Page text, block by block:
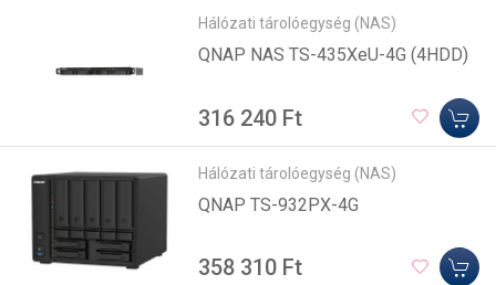
Hálózati tárolóegység (NAS)
QNAP NAS TS-435XeU-4G (4HDD)
316 240 Ft
Hálózati tárolóegység (NAS)
QNAP TS-932PX-4G
358 310 Ft